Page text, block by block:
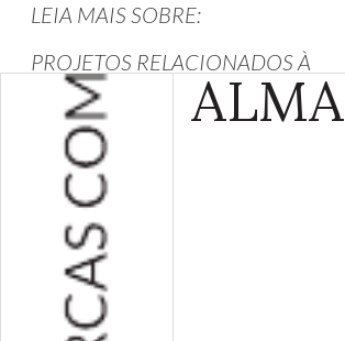
LEIA MAIS SOBRE:
PROJETOS RELACIONADOS À
ALMA